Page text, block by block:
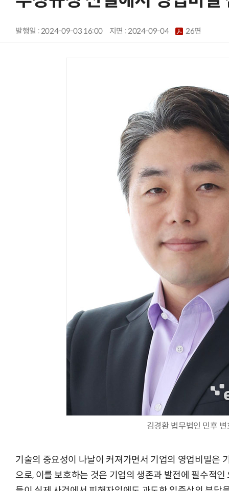
발행일 : 2024-09-03 16:00 지면 :2024-09-04 26면
김경환 법무법인 민후
기술의 중요성이 나날이 커져가면서 기업의 영업비밀은
으로, 이를 보호하는 것은 기업의 생존과 발전에 필수적